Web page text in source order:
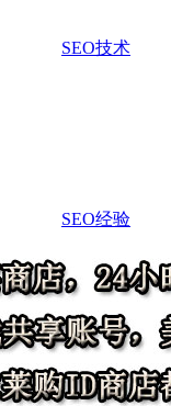
SEO技术
SEO经验